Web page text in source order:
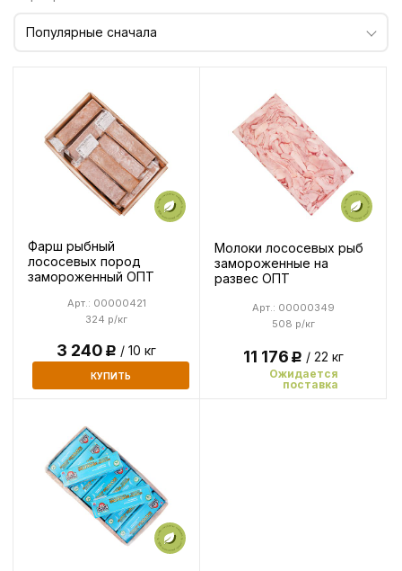
Популярные сначала
Фарш рыбный
лососевых пород
замороженный ОПТ
324 р/кг
Арт.: 00000421
3 240Р / 10 кг
КУПИТЬ
Молоки лососевых рыб
замороженные на
развес ОПТ
508 р/кг
Арт.: 00000349
11 176Р / 22 кг
Ожидается
поставка